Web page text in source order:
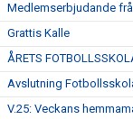
Medlemserbjudande
Grattis Kalle
ÅRETS
Avslutning
V.25: Veckans